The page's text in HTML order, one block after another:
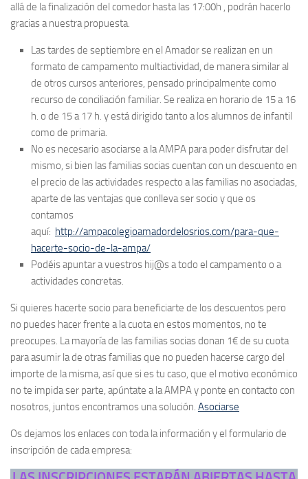
allá de la finalización del comedor hasta las 17:00h , podrán hacerlo
gracias a nuestra propuesta.
Las tardes de septiembre en el Amador se realizan en un
formato de campamento multiactividad, de manera similar al
de otros cursos anteriores, pensado principalmente como
recurso de conciliación familiar. Se realiza en horario de 15 a 16
h. o de 15 a 17 h. y está dirigido tanto a los alumnos de infantil
como de primaria.
No es necesario asociarse a la AMPA para poder disfrutar del
mismo, si bien las familias socias cuentan con un descuento en
el precio de las actividades respecto a las familias no asociadas,
aparte de las ventajas que conlleva ser socio y que os
contamos
aquí: http://ampacolegioamadordelosrios.com/para-que-
hacerte-socio-de-la-ampa/
Podéis apuntar a vuestros hij@s a todo el campamento o a
actividades concretas.
Si quieres hacerte socio para beneficiarte de los descuentos pero
no puedes hacer frente a la cuota en estos momentos, no te
preocupes. La mayoría de las familias socias donan 1€ de su cuota
para asumir la de otras familias que no pueden hacerse cargo del
importe de la misma, así que si es tu caso, que el motivo económico
no te impida ser parte, apúntate a la AMPA y ponte en contacto con
nosotros, juntos encontramos una solución. Asociarse
Os dejamos los enlaces con toda la información y el formulario de
inscripción de cada empresa: